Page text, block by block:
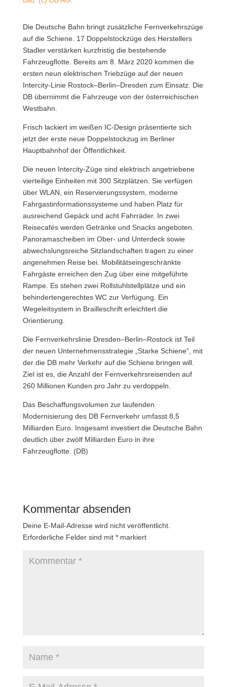
Die Deutsche Bahn bringt zusätzliche Fernverkehrszüge
auf die Schiene. 17 Doppelstockzüge des Herstellers
Stadler verstärken kurzfristig die bestehende
Fahrzeugflotte. Bereits am 8. März 2020 kommen die
ersten neun elektrischen Triebzüge auf der neuen
Intercity-Linie Rostock–Berlin–Dresden zum Einsatz. Die
DB übernimmt die Fahrzeuge von der österreichischen
Westbahn.
Frisch lackiert im weißen IC-Design präsentierte sich
jetzt der erste neue Doppelstockzug im Berliner
Hauptbahnhof der Öffentlichkeit.
Die neuen Intercity-Züge sind elektrisch angetriebene
vierteilige Einheiten mit 300 Sitzplätzen. Sie verfügen
über WLAN, ein Reservierungssystem, moderne
Fahrgastinformationssysteme und haben Platz für
ausreichend Gepäck und acht Fahrräder. In zwei
Reisecafés werden Getränke und Snacks angeboten.
Panoramascheiben im Ober- und Unterdeck sowie
abwechslungsreiche Sitzlandschaften tragen zu einer
angenehmen Reise bei. Mobilitätseingeschränkte
Fahrgäste erreichen den Zug über eine mitgeführte
Rampe. Es stehen zwei Rollstuhlstellplätze und ein
behindertengerechtes WC zur Verfügung. Ein
Wegeleitsystem in Brailleschrift erleichtert die
Orientierung.
Die Fernverkehrslinie Dresden–Berlin–Rostock ist Teil
der neuen Unternehmensstrategie „Starke Schiene“, mit
der die DB mehr Verkehr auf die Schiene bringen will.
Ziel ist es, die Anzahl der Fernverkehrsreisenden auf
260 Millionen Kunden pro Jahr zu verdoppeln.
Das Beschaffungsvolumen zur laufenden
Modernisierung des DB Fernverkehr umfasst 8,5
Milliarden Euro. Insgesamt investiert die Deutsche Bahn
deutlich über zwölf Milliarden Euro in ihre
Fahrzeugflotte. (DB)
Kommentar absenden
Deine E-Mail-Adresse wird nicht veröffentlicht.
Erforderliche Felder sind mit *markiert